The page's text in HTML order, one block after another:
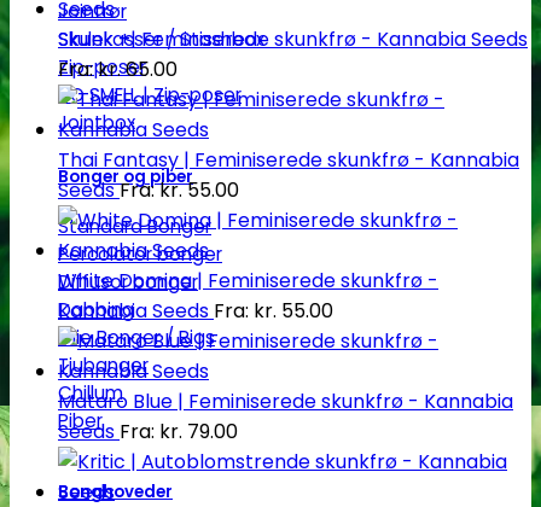
Jointrør
Skulekasser / Stashbox
Zip-poser
NO SMELL | Zip-poser
Jointbox
Bonger og piber
Standard Bonger
Percolator bonger
Diffusor bonger
Dabbing
Olie Bonger / Rigs
Tjubanger
Chillum
Piber
Bonghoveder
Skunk +| Feminiserede skunkfrø - Kannabia Seeds
Fra:kr.65.00
Thai Fantasy | Feminiserede skunkfrø - Kannabia
SeedsFra:kr.55.00
White Domina | Feminiserede skunkfrø -
Kannabia Seeds Fra: kr. 55.00
Mataro Blue | Feminiserede skunkfrø - Kannabia
Seeds Fra: kr. 79.00